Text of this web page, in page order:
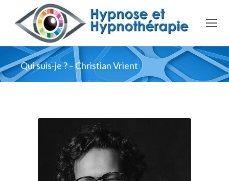
Qui suis-je ? – Christian Vrient